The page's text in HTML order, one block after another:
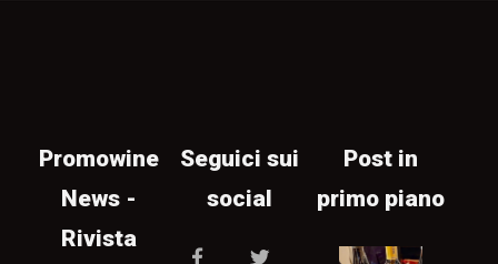
Promowine
News -
Rivista
Seguici sui
social
Post in
primo piano